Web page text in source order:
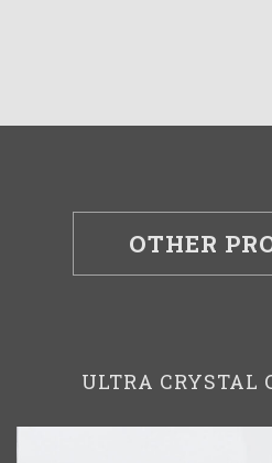
OTHER
ULTRA CRYSTAL